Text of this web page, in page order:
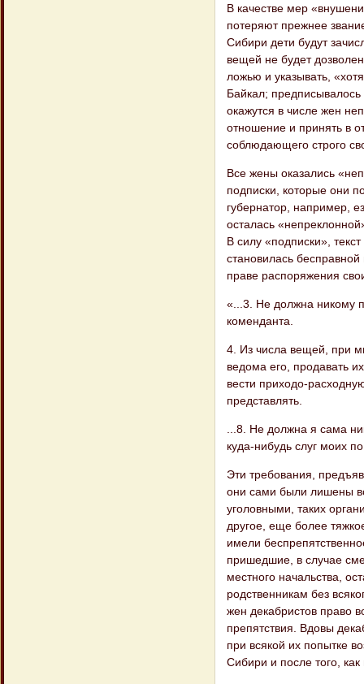
В качестве мер
потеряют прежнее
Сибири дети будут
вещей не будет
ложью и указывать,
Байкал;
окажутся в числе жен
отношение и принять в
соблюдающего строго
Все жены оказались
подписки, которые они
губернатор, например,
осталась
В силу «подписки»,
становилась
праве распоряжения
«...3. Не должна никому
коменданта.
4. Из числа вещей, при
ведома его, продавать
вести приходо-
представлять.
...8. Не должна я сама
куда-нибудь слуг моих
Эти требования,
они сами были лишены
уголовными, таких
другое, еще более
имели
пришедшие, в случае
местного начальства,
родственникам без
жен декабристов право
препятствия. Вдовы
при всякой их попытке
Сибири и после того,